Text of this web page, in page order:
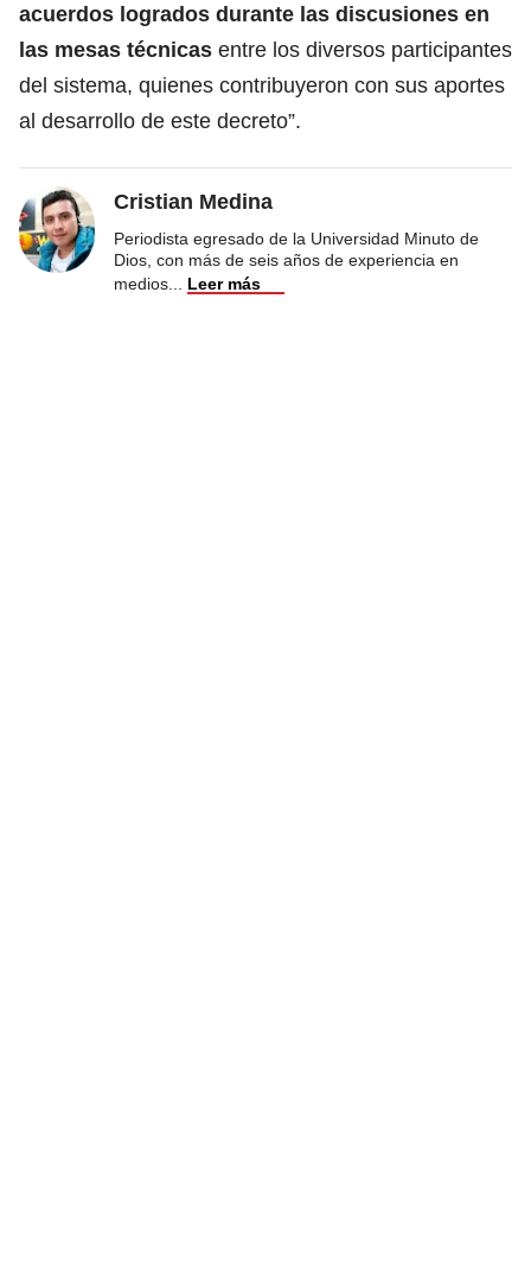
acuerdos logrados durante las discusiones en
las mesas técnicas entre los diversos participantes
del sistema, quienes contribuyeron con sus aportes
al desarrollo de este decreto”.
Cristian Medina
Periodista egresado de la Universidad Minuto de
Dios, con más de seis años de experiencia en
medios
Leer más